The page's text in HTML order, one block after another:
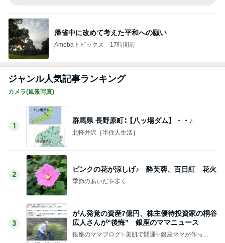
帰省中に改めて考えた平和への願い
Amebaトピックス 17時間前
ジャンル人気記事ランキング
カメラ(風景写真)
1
群馬県 長野原町∶【八ッ場ダム】・・♪
北軽井沢［半住人生活］
2
ピンクの花が涼しげ♪ 酔芙蓉、百日紅 花火
季節のあいだを歩く
3
がん発覚の資産7億円、株主優待投資家の桐谷
広人さんが“後悔” 銀座のママニュース
銀座のママブログ✨美肌で開運✨銀座ママが作った